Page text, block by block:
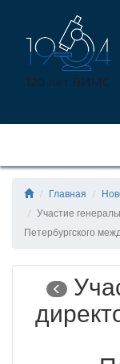
Главная
Участие
Петербургского